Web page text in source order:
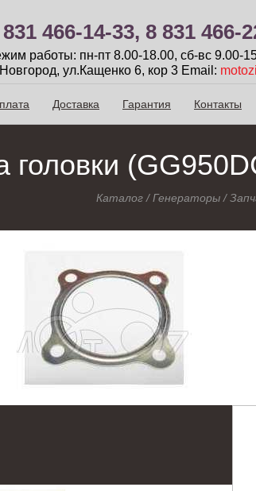
466-14-33, 8 831 466-
работы: пн-пт 8.00-18.00, сб-вc 9.00-
ул.Кащенко 6, кор 3 Email:
Доставка Гарантия Контакты
головки
Каталог /Генераторы /